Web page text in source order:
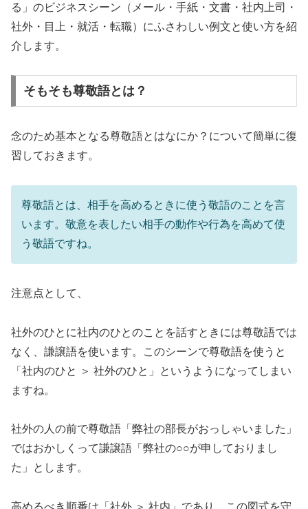
る」のビジネスシーン（メール・手紙・文書・社内上司・
社外・目上・就活・転職）にふさわしい例文と使い方を紹
介します。
そもそも尊敬語とは？
念のため基本となる尊敬語とはなにか？について簡単に復
習しておきます。
尊敬語とは、相手を高めるときに使う敬語のことを言
います。敬意を表したい相手の動作や行為を高めて使
う敬語ですね。
注意点として、
社外のひとに社内のひとのことを話すときには尊敬語では
なく、謙譲語を使います。このシーンで尊敬語を使うと
「社内のひと ＞ 社外のひと」というようになってしまい
ますね。
社外の人の前で尊敬語「弊社の部長がおっしゃいました」
ではおかしくって謙譲語「弊社の○○が申しておりまし
た」とします。